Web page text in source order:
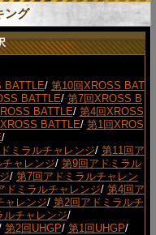
ング
BATTLE/ 第10回XROSS BAT
BATTLE/ 第7回XROSS B
BATTLE/ 第4回XROSS
BATTLE/ 第1回XROS
/
ミラルチャレンジ/ 第11回ア
ャレンジ/ 第9回アドミラル
/ 第7回アドミラルチャレン
ドミラルチャレンジ/ 第4回ア
ャレンジ/ 第2回アドミラルチ
ルチャレンジ/
第2回UHGP/ 第1回UHGP/